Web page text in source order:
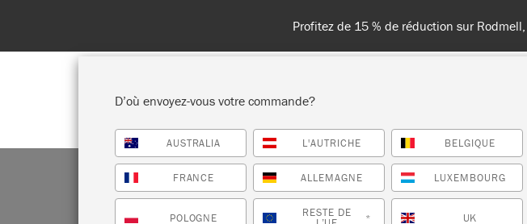
Livraisons en France, en Belgique et au
BOUTIQUE PEINTURES TOUTES LES COULEURS À
D’où envoyez-vous votre commande?
AUSTRALIA L'AUTRICHE BELGIQUE
FRANCE ALLEMAGNE LUXEMBOURG
POLOGNE RESTE DE * UK